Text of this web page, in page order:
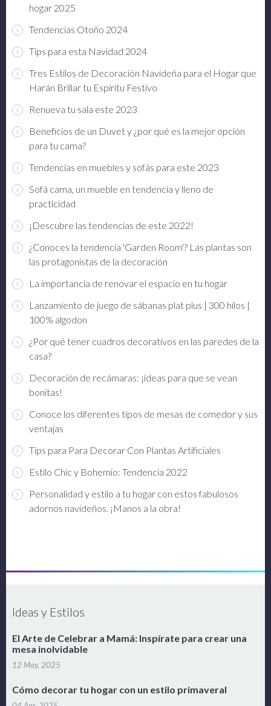
hogar 2025
Tendencias Otoño 2024
Tips para esta Navidad 2024
Tres Estilos de Decoración Navideña para el Hogar que
Harán Brillar tu Espíritu Festivo
Renueva tu sala este 2023
Beneficios de un Duvet y ¿por qué es la mejor opción
para tu cama?
Tendencias en muebles y sofás para este 2023
Sofá cama, un mueble en tendencia y lleno de
practicidad
¡Descubre las tendencias de este 2022!
¿Conoces la tendencia 'Garden Room'? Las plantas son
las protagonistas de la decoración
La importancia de renovar el espacio en tu hogar
Lanzamiento de juego de sábanas plat plus | 300 hilos |
100% algodon
¿Por qué tener cuadros decorativos en las paredes de la
casa?
Decoración de recámaras: ¡ideas para que se vean
bonitas!
Conoce los diferentes tipos de mesas de comedor y sus
ventajas
Tips para Para Decorar Con Plantas Artificiales
Estilo Chic y Bohemio: Tendencia 2022
Personalidad y estilo a tu hogar con estos fabulosos
adornos navideños. ¡Manos a la obra!
Ideas y Estilos
El Arte de Celebrar a Mamá: Inspírate para crear una
mesa inolvidable
12 May, 2025
Cómo decorar tu hogar con un estilo primaveral